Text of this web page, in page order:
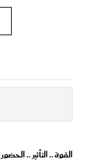
القوة .. التأثير .. الحضور